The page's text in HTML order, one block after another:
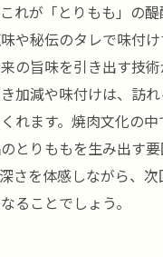
れが「とりもも」の醍
や秘伝のタレで味付
の旨味を引き出す技
加減や味付けは、訪
れます。焼肉文化の
とりももを生み出す
さを体感しながら、
ることでしょう。